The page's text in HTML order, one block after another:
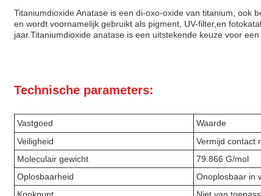
Titaniumdioxide Anatase is een di-oxo-oxide van titanium, ook
en wordt voornamelijk gebruikt als pigment, UV-filter,en
jaar.Titaniumdioxide anatase is een uitstekende keuze voor
Technische parameters:
Vastgoed
Waarde
Veiligheid
Vermijd contact
Moleculair gewicht
79.866 G/mol
Oplosbaarheid
Onoplosbaar in